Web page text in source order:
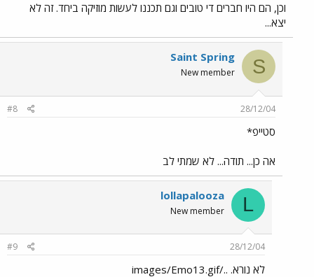
וכן, הם היו חברים די טובים וגם תכננו לעשות מוזיקה ביחד. זה לא
יצא...
S
Saint Spring
New member
28/12/04
#8
סטייפ*
אה כן... תודה... לא שמתי לב
L
lollapalooza
New member
28/12/04
#9
לא נורא. ../images/Emo13.gif